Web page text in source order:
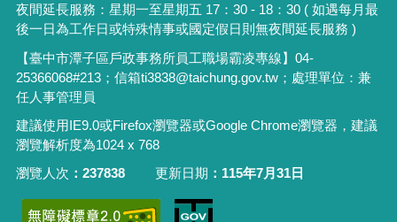
夜間延長服務：星期一至星期五 17：30 - 18：30 ( 如遇每月最
後一日為工作日或特殊情事或國定假日則無夜間延長服務 )
【臺中市潭子區戶政事務所員工職場霸凌專線】 04-
25366068#213；信箱ti3838@taichung.gov.tw；處理單位：兼
任人事管理員
建議使用IE9.0或Firefox瀏覽器或Google Chrome瀏覽器，建議
瀏覽解析度為1024 x 768
瀏覽人次
237838 更新日期 115年7月31日